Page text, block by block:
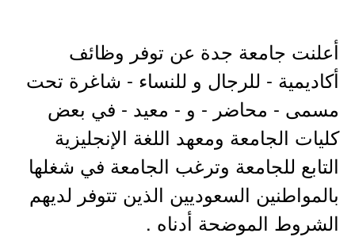
أعلنت جامعة جدة عن توفر وظائف
أكاديمية - للرجال و للنساء - شاغرة تحت
مسمى - محاضر - و - معيد - في بعض
كليات الجامعة ومعهد اللغة الإنجليزية
التابع للجامعة وترغب الجامعة في شغلها
بالمواطنين السعوديين الذين تتوفر لديهم
الشروط الموضحة أدناه .